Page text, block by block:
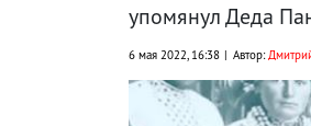
упомянул Деда
6 мая 2022, 16:38 Автор: